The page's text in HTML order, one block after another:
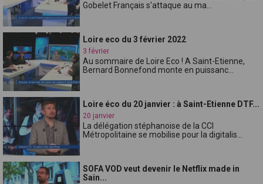
Gobelet Français s'attaque au ma...
Loire eco du 3 février 2022
3 février
Au sommaire de Loire Eco ! A Saint-Etienne,
Bernard Bonnefond monte en puissanc...
Loire éco du 20 janvier : à Saint-Etienne DTF...
20 janvier
La délégation stéphanoise de la CCI
Métropolitaine se mobilise pour la digitalis...
SOFA VOD veut devenir le Netflix made in
Sain...